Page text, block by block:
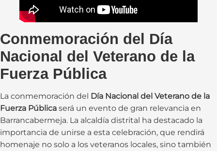
Conmemoración del Día
Nacional del Veterano de la
Fuerza Pública
La conmemoración del Día Nacional del Veterano de la
Fuerza Pública será un evento de gran relevancia en
Barrancabermeja. La alcaldía distrital ha destacado la
importancia de unirse a esta celebración, que rendirá
homenaje no solo a los veteranos locales, sino también